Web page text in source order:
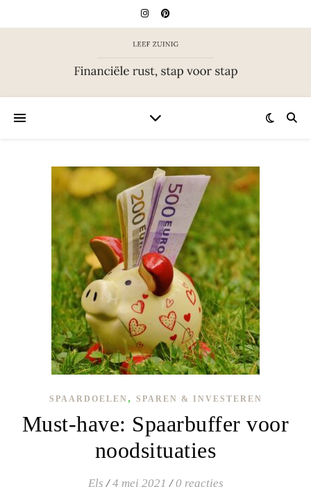
SPAARDOELEN , SPAREN & INVESTEREN
Must-have: Spaarbuffer voor
noodsituaties
Els / 4 mei 2021 / 0 reacties